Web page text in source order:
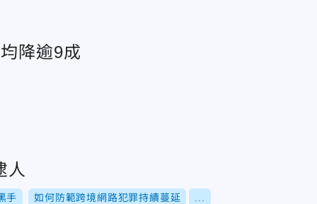
降逾9成
人
手 如何防範跨境網路犯罪持續蔓延